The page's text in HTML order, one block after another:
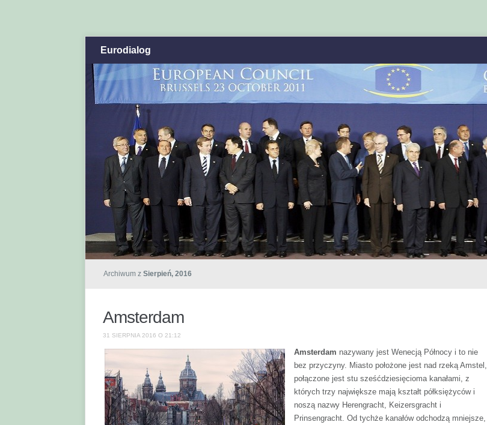
Eurodialog
Archiwum z Sierpień, 2016
Amsterdam
31 SIERPNIA 2016 O 21:12
Amsterdam nazywany jest Wenecją Północy i to nie
bez przyczyny. Miasto położone jest nad rzeką Amstel,
połączone jest stu sześćdziesięcioma kanałami, z
których trzy największe mają kształt półksiężyców i
noszą nazwy Herengracht, Keizersgracht i
Prinsengracht. Od tychże kanałów odchodzą mniejsze,